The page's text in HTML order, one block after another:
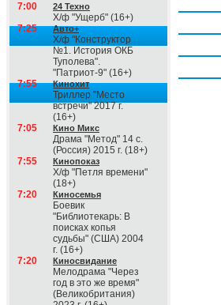
7:00 24 Техно
Х/ф "Ущерб" (16+)
7:25
Авто+
Х/ф "Конструктор
№1. История ОКБ
Туполева".
"Патриот-9" (16+)
7:55
Кинохит
Триллер "Место
встречи" 2017 г.
(16+)
7:05
Кино Микс
Драма "Метод" 14 с.
(Россия) 2015 г. (18+)
7:55
Кинопоказ
Х/ф "Петля времени"
(18+)
7:20
Киносемья
Боевик
"Библиотекарь: В
поисках копья
судьбы" (США) 2004
г. (16+)
7:20
Киносвидание
Мелодрама "Через
год в это же время"
(Великобритания)